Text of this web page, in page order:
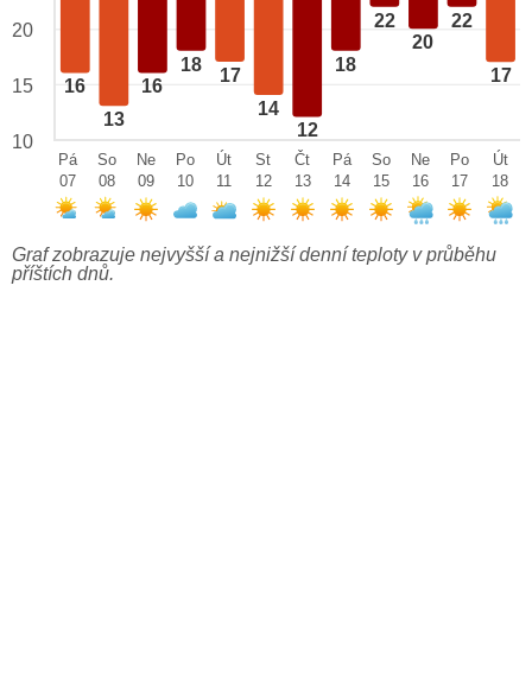
16
13
16
18
17
14
12
18
22
20
22
17
20
15
10
Pá
07
So
08
Ne
09
Po
10
Út
11
St
12
Čt
13
Pá
14
So
15
Ne
16
Po
17
Út
18
Graf zobrazuje nejvyšší a nejnižší denní teploty v průběhu
příštích dnů.